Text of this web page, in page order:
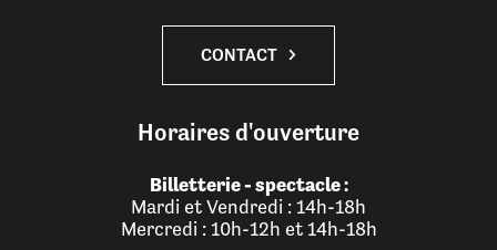
CONTACT
Horaires d'ouverture
Billetterie - spectacle :
Mardi et Vendredi : 14h-18h
Mercredi : 10h-12h et 14h-18h